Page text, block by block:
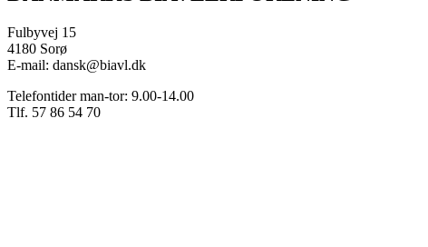
Fulbyvej 15
4180 Sorø
E-mail: dansk@biavl.dk
Telefontider man-tor: 9.00-14.00
Tlf. 57 86 54 70